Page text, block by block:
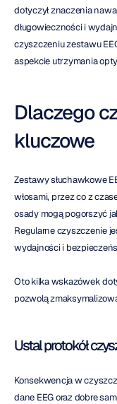
dotyczył znaczenia
długowieczności i
czyszczeniu zestawu
aspekcie utrzymania
Dlaczego
kluczowe
Zestawy słuchawkowe
włosami, przez co z
osady mogą pogorszyć
Regularne czyszczenie
wydajności i
Oto kilka wskazówek
pozwolą
Ustal protokół
Konsekwencja w
dane EEG oraz dobre